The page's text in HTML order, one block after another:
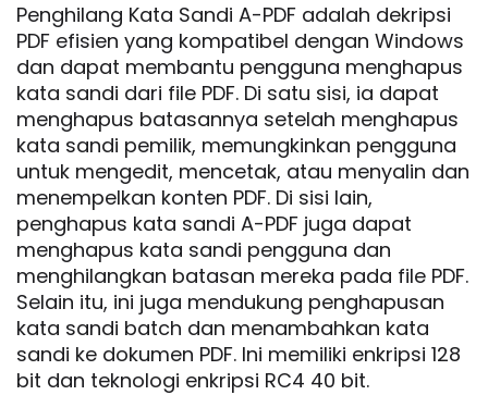
Penghilang Kata Sandi A-PDF adalah dekripsi
PDF efisien yang kompatibel dengan Windows
dan dapat membantu pengguna menghapus
kata sandi dari file PDF. Di satu sisi, ia dapat
menghapus batasannya setelah menghapus
kata sandi pemilik, memungkinkan pengguna
untuk mengedit, mencetak, atau menyalin dan
menempelkan konten PDF. Di sisi lain,
penghapus kata sandi A-PDF juga dapat
menghapus kata sandi pengguna dan
menghilangkan batasan mereka pada file PDF.
Selain itu, ini juga mendukung penghapusan
kata sandi batch dan menambahkan kata
sandi ke dokumen PDF. Ini memiliki enkripsi 128
bit dan teknologi enkripsi RC4 40 bit.